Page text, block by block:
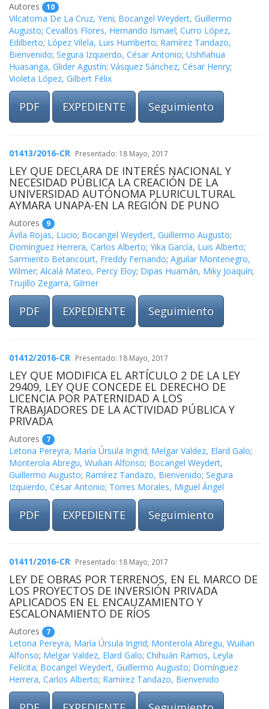
Autores 10
Vilcatoma De La Cruz, Yeni; Bocangel Weydert, Guillermo
Augusto; Cevallos Flores, Hernando Ismael; Curro López,
Edilberto; López Vilela, Luis Humberto; Ramírez Tandazo,
Bienvenido; Segura Izquierdo, César Antonio; Ushñahua
Huasanga, Glider Agustín; Vásquez Sánchez, César Henry;
Violeta López, Gilbert Félix
PDF EXPEDIENTE Seguimiento
01413/2016-CR Presentado: 18 Mayo, 2017
LEY QUE DECLARA DE INTERÉS NACIONAL Y
NECESIDAD PÚBLICA LA CREACIÓN DE LA
UNIVERSIDAD AUTÓNOMA PLURICULTURAL
AYMARA UNAPA-EN LA REGIÓN DE PUNO
Autores 9
Ávila Rojas, Lucio; Bocangel Weydert, Guillermo Augusto;
Domínguez Herrera, Carlos Alberto; Yika García, Luis Alberto;
Sarmiento Betancourt, Freddy Fernando; Aguilar Montenegro,
Wilmer; Alcalá Mateo, Percy Eloy; Dipas Huamán, Miky Joaquín;
Trujillo Zegarra, Gilmer
PDF EXPEDIENTE Seguimiento
01412/2016-CR Presentado: 18 Mayo, 2017
LEY QUE MODIFICA EL ARTÍCULO 2 DE LA LEY
29409, LEY QUE CONCEDE EL DERECHO DE
LICENCIA POR PATERNIDAD A LOS
TRABAJADORES DE LA ACTIVIDAD PÚBLICA Y
PRIVADA
Autores 7
Letona Pereyra, María Úrsula Ingrid; Melgar Valdez, Elard Galo;
Monterola Abregu, Wuilian Alfonso; Bocangel Weydert,
Guillermo Augusto; Ramírez Tandazo, Bienvenido; Segura
Izquierdo, César Antonio; Torres Morales, Miguel Ángel
PDF EXPEDIENTE Seguimiento
01411/2016-CR Presentado: 18 Mayo, 2017
LEY DE OBRAS POR TERRENOS, EN EL MARCO DE
LOS PROYECTOS DE INVERSIÓN PRIVADA
APLICADOS EN EL ENCAUZAMIENTO Y
ESCALONAMIENTO DE RÍOS
Autores 7
Letona Pereyra, María Úrsula Ingrid; Monterola Abregu, Wuilian
Alfonso; Melgar Valdez, Elard Galo; Chihuán Ramos, Leyla
Felícita; Bocangel Weydert, Guillermo Augusto; Domínguez
Herrera, Carlos Alberto; Ramírez Tandazo, Bienvenido